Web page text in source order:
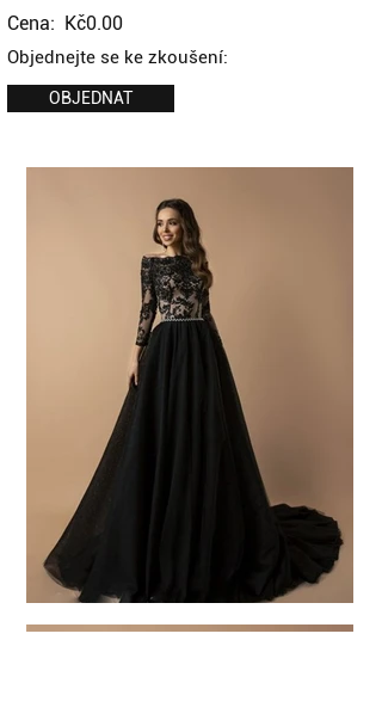
Cena: Kč0.00
Objednejte se ke zkoušení:
OBJEDNAT